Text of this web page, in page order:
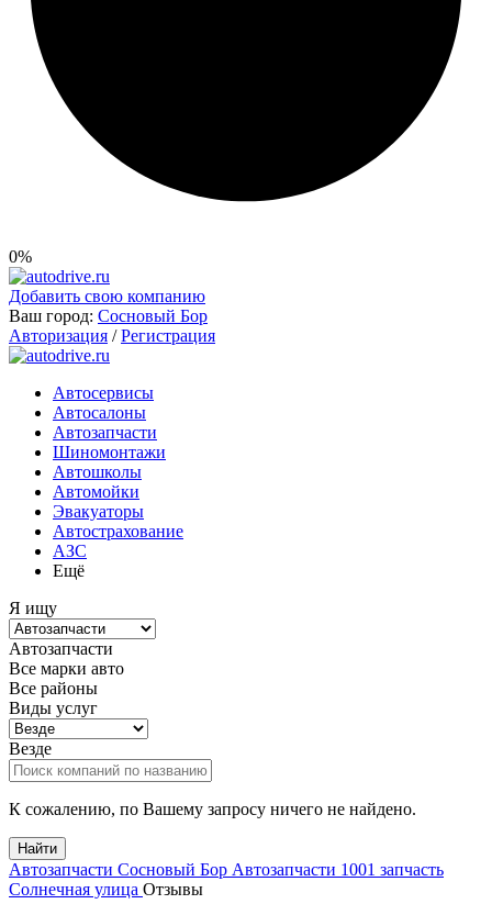
0%
Добавить свою компанию
Ваш город: Сосновый Бор
Авторизация / Регистрация
Автосервисы
Автосалоны
Автозапчасти
Шиномонтажи
Автошколы
Автомойки
Эвакуаторы
Автострахование
АЗС
Ещё
Я ищу
Автозапчасти
Все марки авто
Все районы
Виды услуг
Везде
К сожалению, по Вашему запросу ничего не найдено.
Найти
Автозапчасти Сосновый Бор Автозапчасти 1001 запчасть
Солнечная улица Отзывы